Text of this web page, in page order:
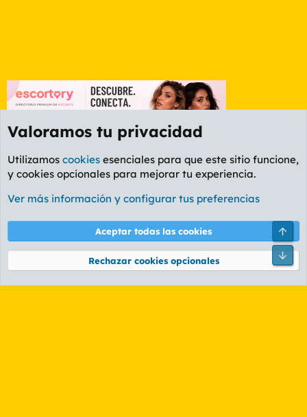
Etiquetas
Cookies
PL OLDSTYLE AMARILLO
Términos y reglas Política de privacidad Ayuda
Community platform by XenForo® © 2010-2026 XenForo Ltd.
Valoramos tu privacidad
Utilizamos cookies esenciales para que este sitio funcione,
y cookies opcionales para mejorar tu experiencia.
Ver más información y configurar tus preferencias
Aceptar todas las cookies
Rechazar cookies opcionales
Pie